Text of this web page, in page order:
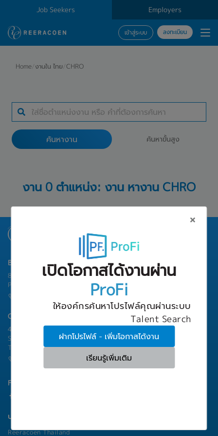
Job Seekers Employers
เข้าสู่ระบบ ลงทะเบียน
ประเภทธุรกิจ
สถานที่ทำงาน
Home/งานใน ไทย/CHRO
เปิดโอกาสได้งานผ่าน
ProFi
ให้องค์กรค้นหาโปรไฟล์คุณผ่านระบบ
Talent Search
ฝากโปรไฟล์ - เพิ่มโอกาสได้งาน
เรียนรู้เพิ่มเติม
ค้นหางาน ค้นหาขั้นสูง
งาน 0 ตำแหน่ง: งาน หางาน CHRO
Bangkok Branch
801 8th Floor, Mercury Tower, 540 Ploenchit Road, Lumphini,
Pathum Wan, Bangkok 10330
Chonburi Branch
4/222 Harbormall Bldg. Unit 10C04-05, 10th Floor, Moo 10,
Sukhumvit Road Thungsukhla, Sriracha, Chonburi 20230
Thailand
Follow Us
บริษัทในเครือ
Reeracoen Thailand